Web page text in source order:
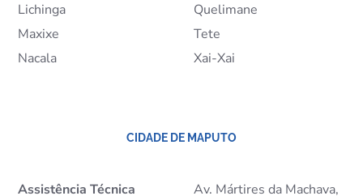
Lichinga
Maxixe
Nacala
Quelimane
Tete
Xai-Xai
CIDADE DE MAPUTO
Assistência Técnica Av. Mártires da Machava,